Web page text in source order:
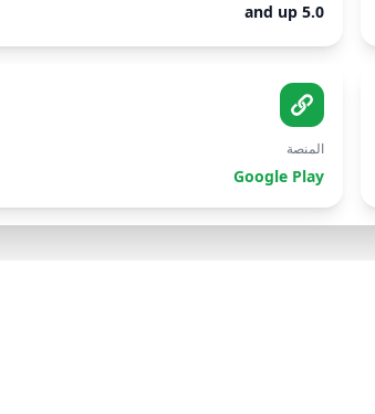
5.0 and up
المنصة
Google Play